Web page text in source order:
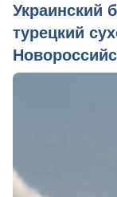
Украинский
турецкий